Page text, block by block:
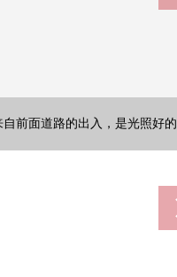
前面道路的出入，是光照好的
然光，即使安置餐厅安排以及
言正好的好用的空间。
房。容易集中于菜的独立型的
活感难以出来所以，受欢迎。
。多种多样的用法看家具的版
并且是容易生活的空间设计。
间也容易除了客厅·餐厅之外作
纳也便利。
风明亮地好的空间。
平底锅用于的构成。好像每天
用的空白。在道路之间，有种
。就这样能从室内出来的易用
收纳搁板，是容易整理日用品
的空间。
像能享受木纹风格面板和白的
车时间的空间。
的感，早晨的打扮以及回家时
。
迹线顺利，并且是容易把家族
实，被在也便于早晨的打扮以
。
间。外面的风景瞭望，好像被
塌塌米西式房间。上演木纹风
家具的版面设计。
和偏大的层，好像能自由地享
到，洗的衣物也好像好好干。
好好是开放性的气氛。
2面采光好，并且是亮的房间。
，并且有收纳力，好像也容易
明亮地使用。
糟的门口和感觉清醒整理。
的时候举行来访者的确认。
的设计。用有干净的感的地板
。
。空间有富裕，放松，好像能
光的好处在每天的生活带来明
的屋顶是特徴，并且宽敞的停
。
50m)